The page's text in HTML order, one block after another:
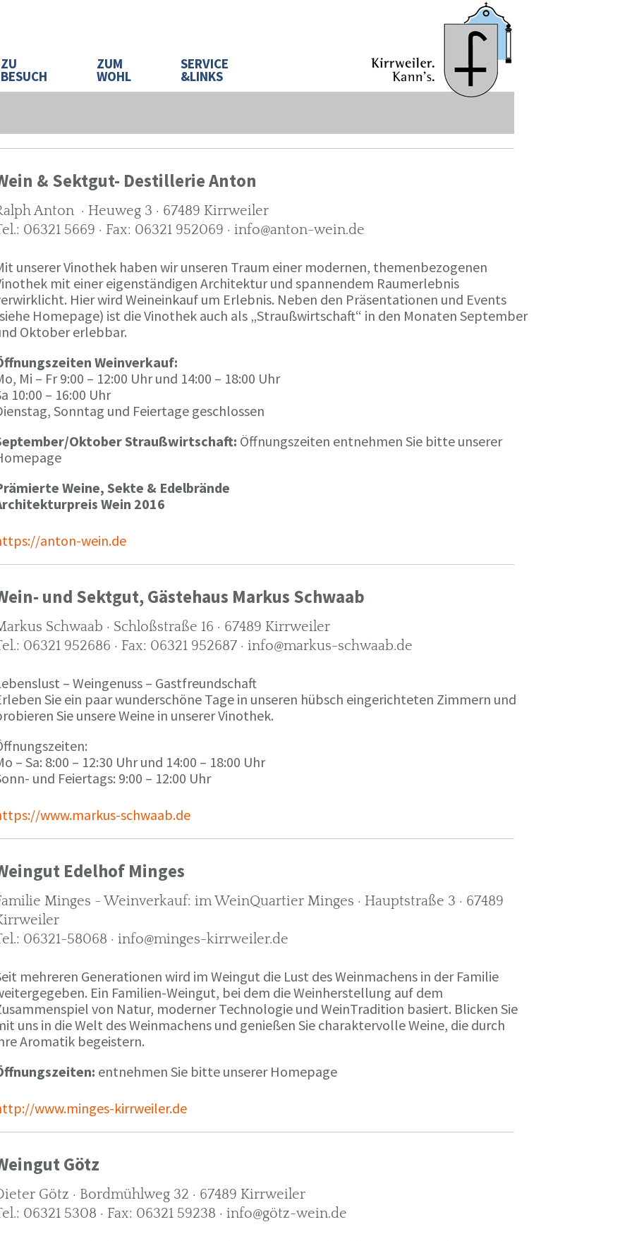
ZU
BESUCH
ZUM
WOHL
SERVICE
&LINKS
& Sektgut- Destillerie Anton
Anton · Heuweg 3 · 67489 Kirrweiler
06321 5669 · Fax: 06321 952069 · info@anton-wein.de
unserer Vinothek haben wir unseren Traum einer modernen, themenbezogenen
mit einer eigenständigen Architektur und spannendem Raumerlebnis
Hier wird Weineinkauf um Erlebnis. Neben den Präsentationen und Events
Homepage) ist die Vinothek auch als „Straußwirtschaft“ in den Monaten September
Oktober erlebbar.
Weinverkauf:
Mi – Fr 9:00 – 12:00 Uhr und 14:00 – 18:00 Uhr
10:00 – 16:00 Uhr
Sonntag und Feiertage geschlossen
Oktober Straußwirtschaft: Öffnungszeiten entnehmen Sie bitte unserer
Weine, Sekte & Edelbrände
Wein 2016
anton-wein.de
und Sektgut, Gästehaus Markus Schwaab
Schwaab · Schloßstraße 16 · 67489 Kirrweiler
06321 952686 · Fax: 06321 952687 · info@markus-schwaab.de
– Weingenuss – Gastfreundschaft
Sie ein paar wunderschöne Tage in unseren hübsch eingerichteten Zimmern und
Sie unsere Weine in unserer Vinothek.
– Sa: 8:00 – 12:30 Uhr und 14:00 – 18:00 Uhr
und Feiertags: 9:00 – 12:00 Uhr
www.markus-schwaab.de
Edelhof Minges
Minges - Weinverkauf: im WeinQuartier Minges · Hauptstraße 3 · 67489
06321-58068 · info@minges-kirrweiler.de
mehreren Generationen wird im Weingut die Lust des Weinmachens in der Familie
Ein Familien-Weingut, bei dem die Weinherstellung auf dem
von Natur, moderner Technologie und WeinTradition basiert. Blicken Sie
uns in die Welt des Weinmachens und genießen Sie charaktervolle Weine, die durch
Aromatik begeistern.
entnehmen Sie bitte unserer Homepage
www.minges-kirrweiler.de
Götz
Götz · Bordmühlweg 32 · 67489 Kirrweiler
06321 5308 · Fax: 06321 59238 · info@götz-wein.de